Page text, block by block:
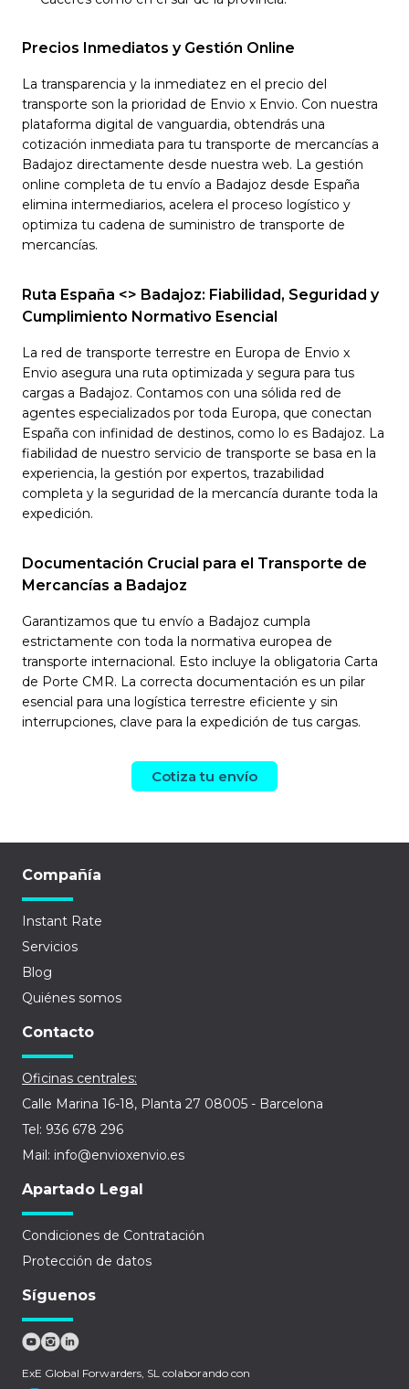
Precios Inmediatos y Gestión Online
La transparencia y la inmediatez en el precio del
transporte son la prioridad de Envio x Envio. Con nuestra
plataforma digital de vanguardia, obtendrás una
cotización inmediata para tu transporte de mercancías a
Badajoz directamente desde nuestra web. La gestión
online completa de tu envío a Badajoz desde España
elimina intermediarios, acelera el proceso logístico y
optimiza tu cadena de suministro de transporte de
mercancías.
Ruta España <> Badajoz: Fiabilidad, Seguridad y
Cumplimiento Normativo Esencial
La red de transporte terrestre en Europa de Envio x
Envio asegura una ruta optimizada y segura para tus
cargas a Badajoz. Contamos con una sólida red de
agentes especializados por toda Europa, que conectan
España con infinidad de destinos, como lo es Badajoz. La
fiabilidad de nuestro servicio de transporte se basa en la
experiencia, la gestión por expertos, trazabilidad
completa y la seguridad de la mercancía durante toda la
expedición.
Documentación Crucial para el Transporte de
Mercancías a Badajoz
Garantizamos que tu envío a Badajoz cumpla
estrictamente con toda la normativa europea de
transporte internacional. Esto incluye la obligatoria Carta
de Porte CMR. La correcta documentación es un pilar
esencial para una logística terrestre eficiente y sin
interrupciones, clave para la expedición de tus cargas.
Cotiza tu envío
Compañía
Instant Rate
Servicios
Blog
Quiénes somos
Contacto
Oficinas centrales:
Calle Marina 16-18, Planta 27 08005 - Barcelona
Tel: 936 678 296
Mail: info@envioxenvio.es
Apartado Legal
Condiciones de Contratación
Protección de datos
Síguenos
ExE Global Forwarders, SL colaborando con